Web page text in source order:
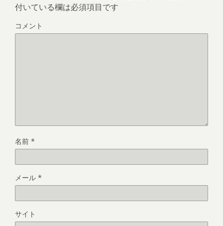
付いている欄は必須項目です
コメント
名前 *
メール *
サイト